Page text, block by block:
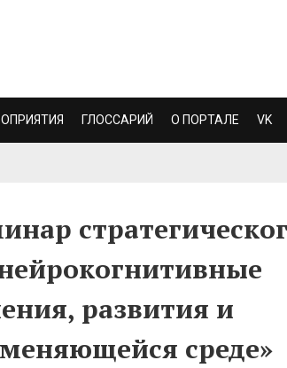
ГЛОССАРИЙ О ПОРТАЛЕ VK
развития и
среде»